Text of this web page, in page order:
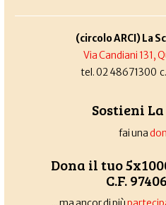
(circolo ARCI) La
Via Candiani 131,
tel. 02 48671300
Sostieni
fai una
Dona il tuo
C.F.